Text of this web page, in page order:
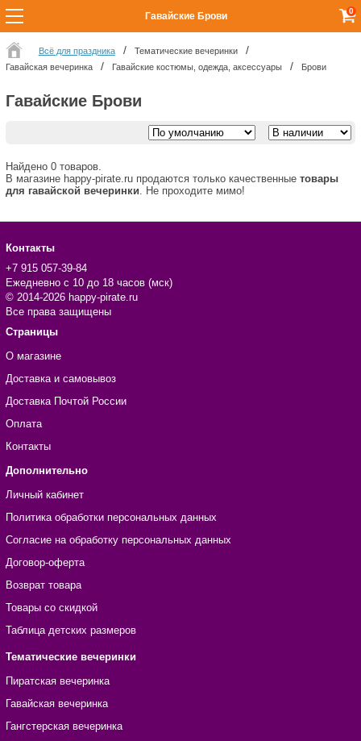
Всё для праздника
Тематические вечеринки
Гавайская вечеринка
Гавайские костюмы, одежда, аксессуары Брови
Гавайские Брови
Найдено 0 товаров.
В магазине happy-pirate.ru продаются только качественные товары
для гавайской вечеринки. Не проходите мимо!
Контакты
+7 915 057-39-84
Ежедневно с 10 до 18 часов (мск)
© 2014-2026 happy-pirate.ru
Все права защищены
Страницы
О магазине
Доставка и самовывоз
Доставка Почтой России
Оплата
Контакты
Дополнительно
Личный кабинет
Политика обработки персональных данных
Согласие на обработку персональных данных
Договор-оферта
Возврат товара
Товары со скидкой
Таблица детских размеров
Тематические вечеринки
Пиратская вечеринка
Гавайская вечеринка
Гангстерская вечеринка
Гавайские Брови 0